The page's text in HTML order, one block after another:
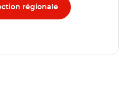
régionale